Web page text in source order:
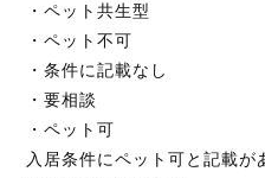
・ペット共生型
・ペット不可
・条件に記載なし
・要相談
・ペット可
入居条件にペット可と記載